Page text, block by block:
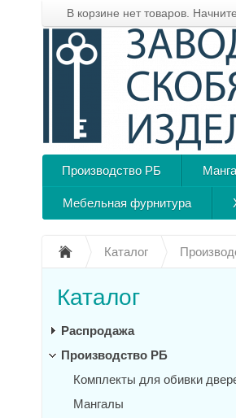
В корзине нет товаров.
Производство РБ
Мебельная фурнитура
Каталог
Каталог
Распродажа
Производство РБ
Комплекты для обивки
Мангалы